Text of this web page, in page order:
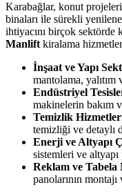
Karabağlar, konut
binaları ile sürekli
ihtiyacını birçok sektörde
Manlift kiralama
İnşaat ve Yapı
mantolama,
Endüstriyel
makinelerin bakım
Temizlik
temizliği ve detaylı
Enerji ve Altyapı
sistemleri ve
Reklam ve Tabela
panolarının